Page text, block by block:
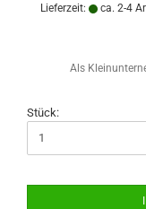
Lieferzeit: ca. 2-4
Als
Stück: